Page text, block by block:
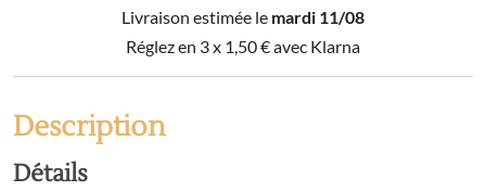
Livraison estimée le mardi 11/08
Réglez en 3 x 1,50€avec Klarna
Description
Détails